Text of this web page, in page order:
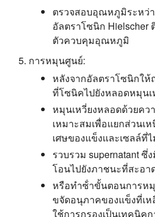
ตรวจสอบอุณหภูมิระหว่า
อัลตราโซนิก Hielscher
ตัวควบคุมอุณหภูมิ
การหมุนศูนย์:
หลังจากอัลตราโซนิกใ
ที่โซนิคไปยังหลอดหมุนเ
หมุนเหวี่ยงหลอดด้วยคว
เหมาะสมเพื่อแยกส่วนเ
เศษของแข็งและเซลล์ที่
รวบรวม supernatant
โอนไปยังภาชนะที่สะอา
หรือทําซ้ําขั้นตอนการหมุ
ขจัดอนุภาคของแข็งที่เ
ใช้การกรองเป็นเทคนิค